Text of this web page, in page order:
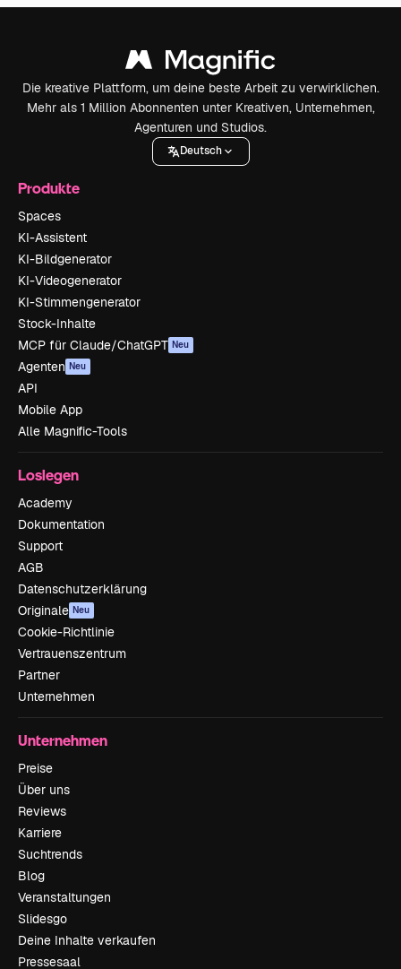
Die kreative Plattform, um deine beste Arbeit zu verwirklichen.
Mehr als 1 Million Abonnenten unter Kreativen, Unternehmen,
Agenturen und Studios.
Deutsch
Produkte
Spaces
KI-Assistent
KI-Bildgenerator
KI-Videogenerator
KI-Stimmengenerator
Stock-Inhalte
MCP für Claude/ChatGPT Neu
Agenten Neu
API
Mobile App
Alle Magnific-Tools
Loslegen
Academy
Dokumentation
Support
AGB
Datenschutzerklärung
Originale Neu
Cookie-Richtlinie
Vertrauenszentrum
Partner
Unternehmen
Unternehmen
Preise
Über uns
Reviews
Karriere
Suchtrends
Blog
Veranstaltungen
Slidesgo
Deine Inhalte verkaufen
Pressesaal